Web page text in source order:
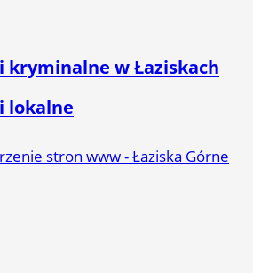
kryminalne w Łaziskach
lokalne
stron www - Łaziska Górne